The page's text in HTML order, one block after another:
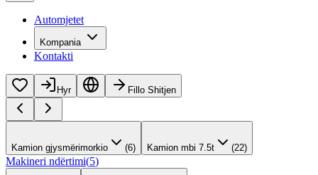
Automjetet
Kompania
Kontakti
Hyr Fillo Shitjen
Kamion gjysmërimorkio (6) Kamion mbi 7.5t (22)
Makineri ndërtimi(5)